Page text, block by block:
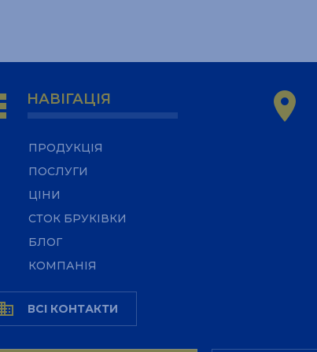
НАВІГАЦІЯ
ПРОДУКЦІЯ
ПОСЛУГИ
ЦІНИ
СТОК БРУКІВКИ
БЛОГ
КОМПАНІЯ
ВСІ КОНТАКТИ
location_on